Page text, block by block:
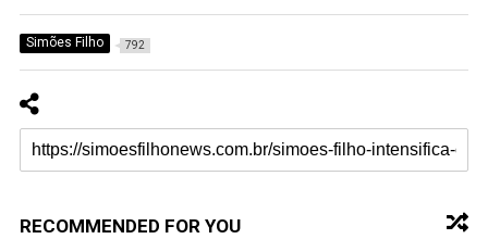
Simões Filho 792
RECOMMENDED FOR YOU